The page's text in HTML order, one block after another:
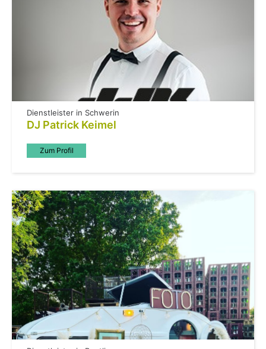
Dienstleister in Schwerin
DJ Patrick Keimel
Zum Profil